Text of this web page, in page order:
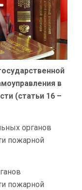
в
(статьи 16 –
органов
пожарной
пожарной